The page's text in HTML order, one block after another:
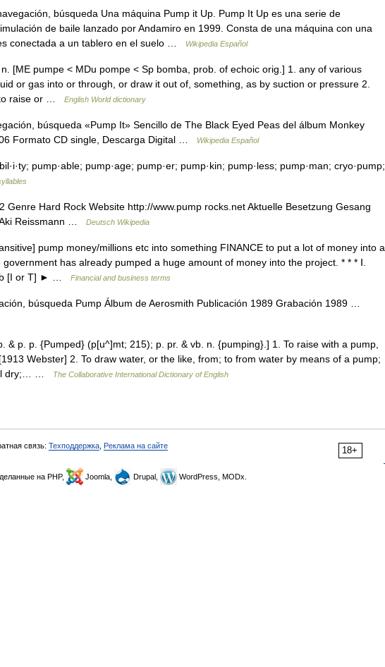
búsqueda Una máquina Pump it Up. Pump It Up es una serie de
de baile lanzado por Andamiro en 1999. Consta de una máquina con una
conectada a un tablero en el suelo …
Wikipedia Español
[ME pumpe < MDu pompe < Sp bomba, prob. of echoic orig.] 1. any of various
or gas into or through, or draw it out of, something, as by suction or pressure 2.
raise or …
English World dictionary
búsqueda «Pump It» Sencillo de The Black Eyed Peas del álbum Monkey
Formato CD single, Descarga Digital …
Wikipedia Español
pump·able; pump·age; pump·er; pump·kin; pump·less; pump·man; cryo·pump;
Hard Rock Website http://www.pump rocks.net Aktuelle Besetzung Gesang
Reissmann …
Deutsch Wikipedia
pump money/​millions etc into something FINANCE to put a lot of money into a
has already pumped a huge amount of money into the project. * * * Ⅰ.
[I or T] ► …
Financial and business terms
búsqueda Pump Álbum de Aerosmith Publicación 1989 Grabación 1989 …
& p. p. {Pumped} (p[u^]mt; 215); p. pr. & vb. n. {pumping}.] 1. To raise with a pump,
Webster] 2. To draw water, or the like, from; to from water by means of a pump;
dry;… …
The Collaborative International Dictionary of English
18+
связь: Техподдержка Реклама на сайте
на PHP, Joomla, Drupal, WordPress, MODx.